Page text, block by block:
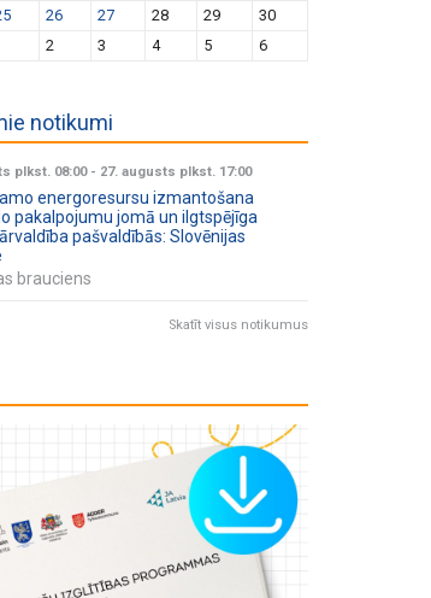
26 27 28 29
30
2 3 4 5 6
notikumi
plkst. 08:00- 27. augusts plkst. 17:00
energoresursu izmantošana
pakalpojumu jomā un ilgtspējīga
pašvaldībās: Slovēnijas
brauciens
Skatīt visus notikumus